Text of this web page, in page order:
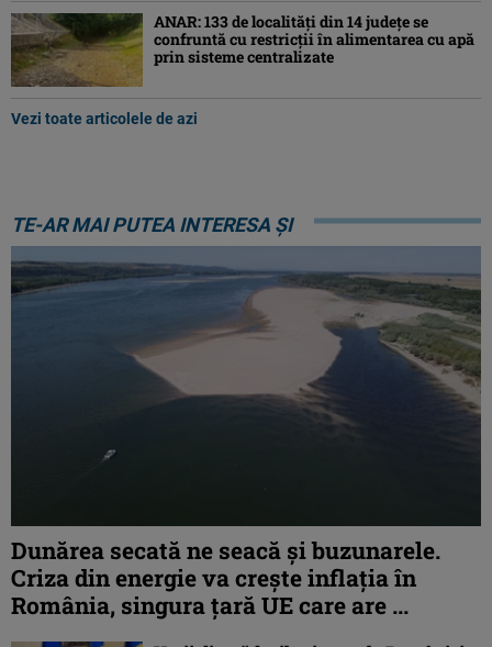
ANAR: 133 de localități din 14 județe se
confruntă cu restricții în alimentarea cu apă
prin sisteme centralizate
Vezi toate articolele de azi
TE-AR MAI PUTEA INTERESA ȘI
Dunărea secată ne seacă și buzunarele.
Criza din energie va crește inflația în
România, singura țară UE care are ...